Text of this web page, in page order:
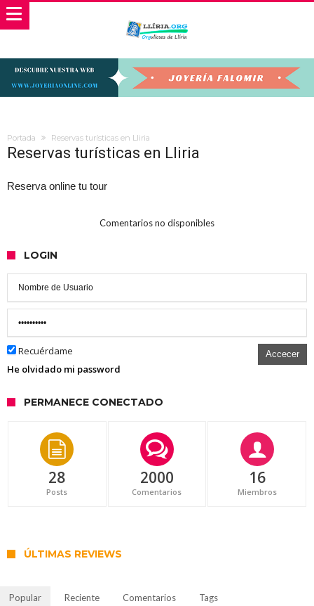
Portada Reservas turísticas en Lliria
Reservas turísticas en Lliria
Reserva online tu tour
Comentarios no disponibles
LOGIN
Recuérdame Accecer
He olvidado mi password
PERMANECE CONECTADO
28
Posts
2000
Comentarios
16
Miembros
ÚLTIMAS REVIEWS
Popular Reciente Comentarios Tags